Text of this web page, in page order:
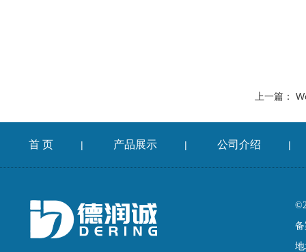
上一篇：
首 页 | 产品展示 | 公司介绍 |
备